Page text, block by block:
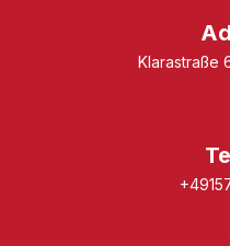
Klarastraße